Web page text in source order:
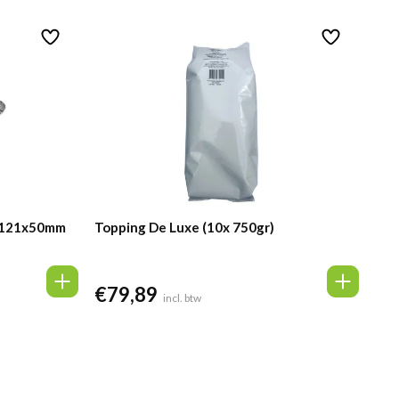
Topping De Luxe (10x 750gr)
€79,89 incl. btw